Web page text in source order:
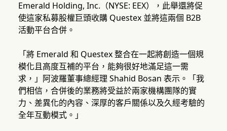
Emerald Holding, Inc.（NYSE: EEX），此舉還將促
使這家私募股權巨頭收購 Questex 並將這兩個 B2B
活動平台合併。
「將 Emerald 和 Questex 整合在一起將創造一個規
模化且高度互補的平台，能夠很好地滿足這一需
求，」阿波羅董事總經理 Shahid Bosan 表示。「我
們相信，合併後的業務將受益於兩家機構團隊的實
力、差異化的內容、深厚的客戶關係以及久經考驗的
全年互動模式。」